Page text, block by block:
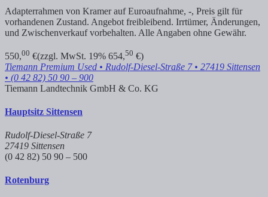
Adapterrahmen von Kramer auf Euroaufnahme, -, Preis gilt für
vorhandenen Zustand. Angebot freibleibend. Irrtümer, Änderungen,
und Zwischenverkauf vorbehalten. Alle Angaben ohne Gewähr.
550,00 €(zzgl. MwSt. 19% 654,50 €)
Tiemann Premium Used • Rudolf-Diesel-Straße 7 • 27419 Sittensen
• (0 42 82) 50 90 – 900
Tiemann Landtechnik GmbH & Co. KG
Hauptsitz Sittensen
Rudolf-Diesel-Straße 7
27419 Sittensen
(0 42 82) 50 90 – 500
Rotenburg